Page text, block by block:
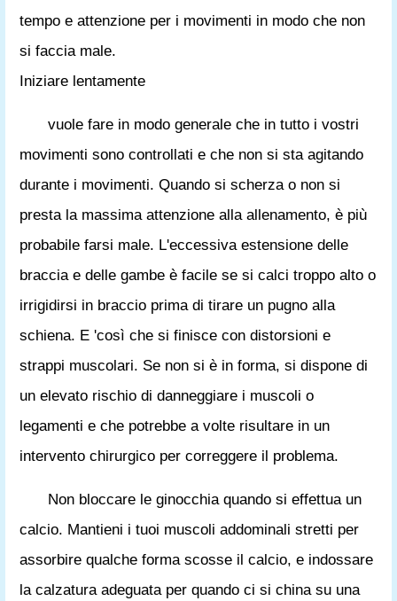
tempo e attenzione per i movimenti in modo che non
si faccia male.
Iniziare lentamente
vuole fare in modo generale che in tutto i vostri
movimenti sono controllati e che non si sta agitando
durante i movimenti. Quando si scherza o non si
presta la massima attenzione alla allenamento, è più
probabile farsi male. L'eccessiva estensione delle
braccia e delle gambe è facile se si calci troppo alto o
irrigidirsi in braccio prima di tirare un pugno alla
schiena. E 'così che si finisce con distorsioni e
strappi muscolari. Se non si è in forma, si dispone di
un elevato rischio di danneggiare i muscoli o
legamenti e che potrebbe a volte risultare in un
intervento chirurgico per correggere il problema.
Non bloccare le ginocchia quando si effettua un
calcio. Mantieni i tuoi muscoli addominali stretti per
assorbire qualche forma scosse il calcio, e indossare
la calzatura adeguata per quando ci si china su una